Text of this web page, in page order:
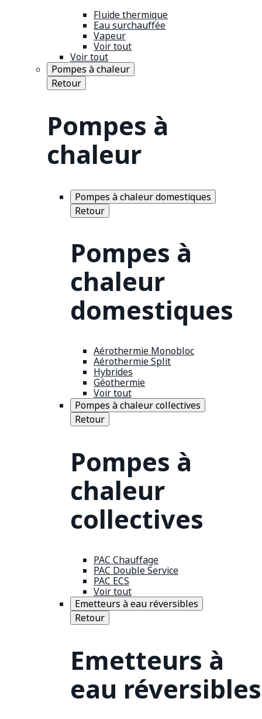
Fluide thermique
Eau surchauffée
Vapeur
Voir tout
Voir tout
Pompes à chaleur
Retour
Pompes à
chaleur
Pompes à chaleur domestiques
Retour
Pompes à
chaleur
domestiques
Aérothermie Monobloc
Aérothermie Split
Hybrides
Géothermie
Voir tout
Pompes à chaleur collectives
Retour
Pompes à
chaleur
collectives
PAC Chauffage
PAC Double Service
PAC ECS
Voir tout
Emetteurs à eau réversibles
Retour
Emetteurs à
eau réversibles